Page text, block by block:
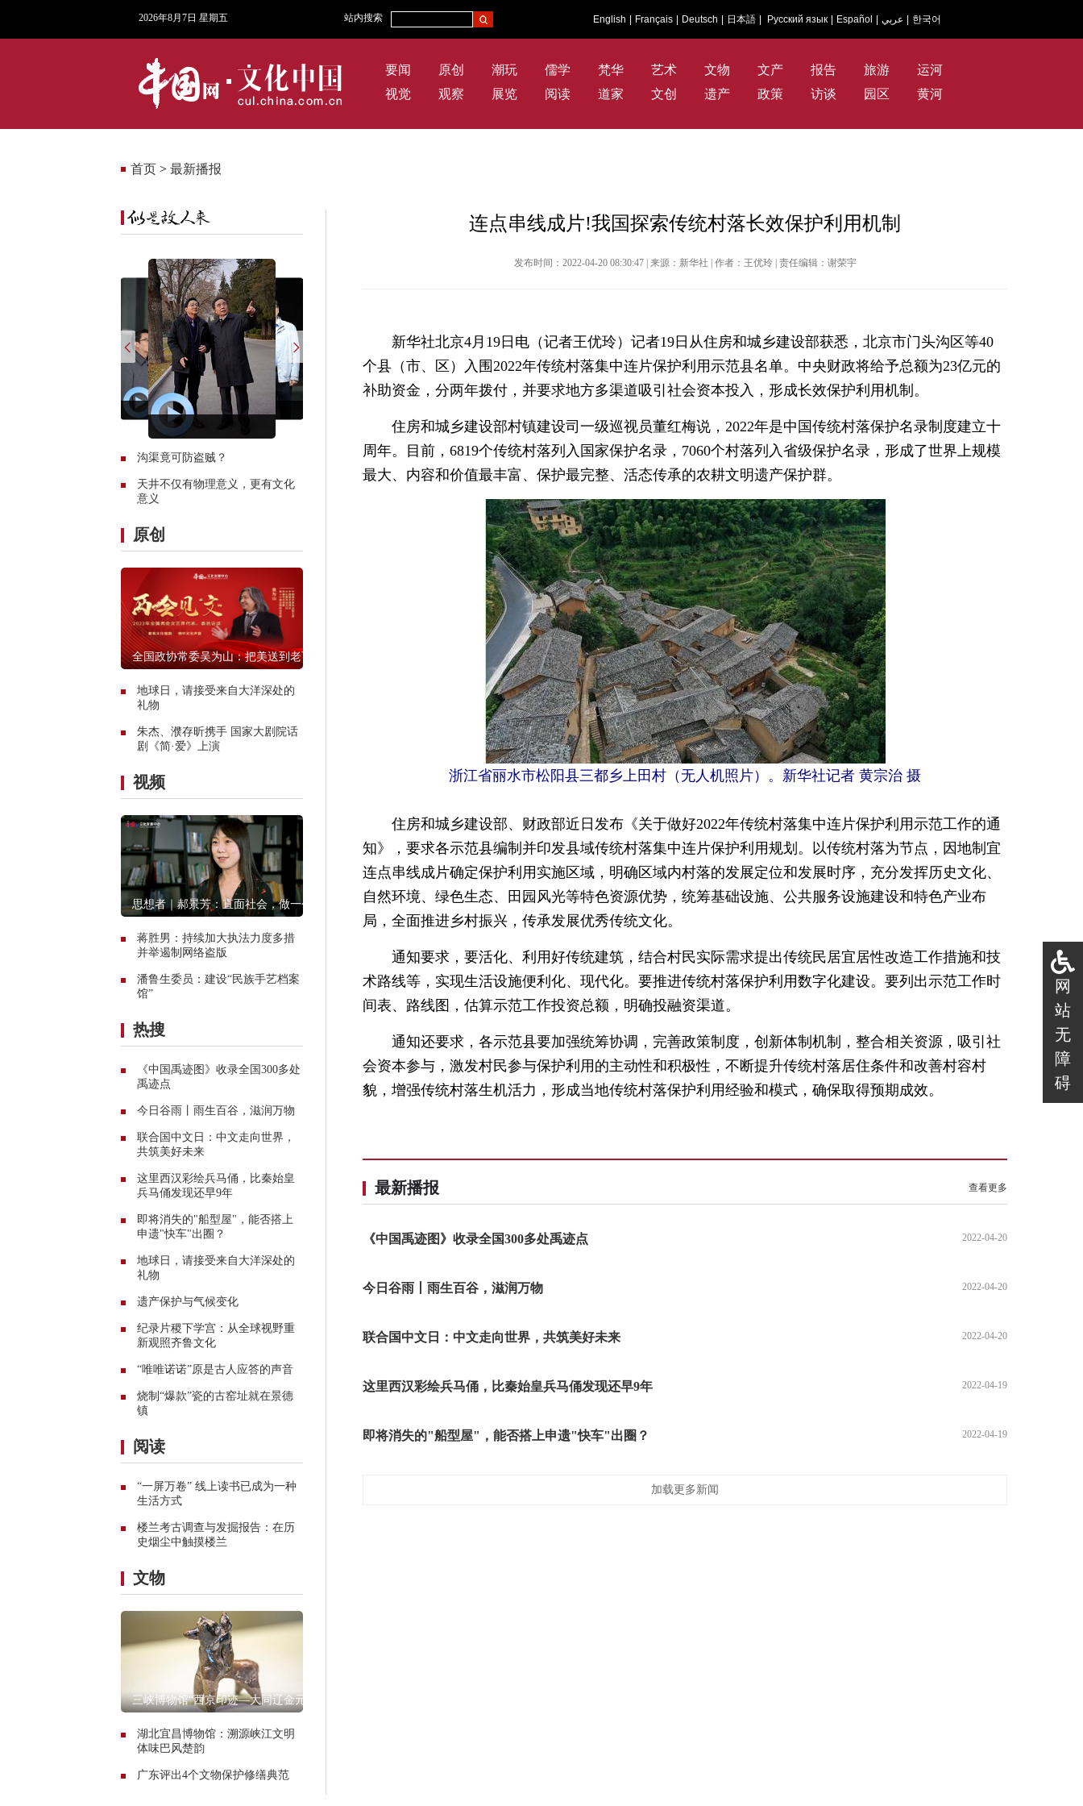
网
站
无
障
碍
2026年8月7日 星期五 站内搜索 English Français Deutsch 日本語 Русский язык Español عربي 한국어
要闻 原创 潮玩 儒学 梵华 艺术 文物 文产 报告 旅游
运河
视觉
观察 展览 阅读 道家 文创 遗产 政策 访谈 园区 黄河
首页 > 最新播报
沟渠竟可防盗贼？
天井不仅有物理意义，更有文化
意义
原创
全国政协常委吴为山：把美送到老百
地球日，请接受来自大洋深处的
礼物
朱杰、濮存昕携手 国家大剧院话
剧《简·爱》上演
视频
思想者｜郝景芳：直面社会，做一个
蒋胜男：持续加大执法力度多措
并举遏制网络盗版
潘鲁生委员：建设“民族手艺档案
馆”
热搜
《中国禹迹图》收录全国300多处
禹迹点
今日谷雨丨雨生百谷，滋润万物
联合国中文日：中文走向世界，
共筑美好未来
这里西汉彩绘兵马俑，比秦始皇
兵马俑发现还早9年
即将消失的"船型屋"，能否搭上
申遗"快车"出圈？
地球日，请接受来自大洋深处的
礼物
遗产保护与气候变化
纪录片稷下学宫：从全球视野重
新观照齐鲁文化
“唯唯诺诺”原是古人应答的声音
烧制“爆款”瓷的古窑址就在景德
镇
阅读
“一屏万卷” 线上读书已成为一种
生活方式
楼兰考古调查与发掘报告：在历
史烟尘中触摸楼兰
文物
三峡博物馆“西京印迹—大同辽金元
湖北宜昌博物馆：溯源峡江文明
体味巴风楚韵
广东评出4个文物保护修缮典范
连点串线成片!我国探索传统村落长效保护利用机制
发布时间：2022-04-20 08:30:47 | 来源：新华社 | 作者：王优玲 | 责任编辑：谢荣宇
新华社北京4月19日电（记者王优玲）记者19日从住房和城乡建设部获悉，北京市门头沟区等40
个县（市、区）入围2022年传统村落集中连片保护利用示范县名单。中央财政将给予总额为23亿元的
补助资金，分两年拨付，并要求地方多渠道吸引社会资本投入，形成长效保护利用机制。
住房和城乡建设部村镇建设司一级巡视员董红梅说，2022年是中国传统村落保护名录制度建立十
周年。目前，6819个传统村落列入国家保护名录，7060个村落列入省级保护名录，形成了世界上规模
最大、内容和价值最丰富、保护最完整、活态传承的农耕文明遗产保护群。
浙江省丽水市松阳县三都乡上田村（无人机照片）。新华社记者 黄宗治 摄
住房和城乡建设部、财政部近日发布《关于做好2022年传统村落集中连片保护利用示范工作的通
知》，要求各示范县编制并印发县域传统村落集中连片保护利用规划。以传统村落为节点，因地制宜
连点串线成片确定保护利用实施区域，明确区域内村落的发展定位和发展时序，充分发挥历史文化、
自然环境、绿色生态、田园风光等特色资源优势，统筹基础设施、公共服务设施建设和特色产业布
局，全面推进乡村振兴，传承发展优秀传统文化。
通知要求，要活化、利用好传统建筑，结合村民实际需求提出传统民居宜居性改造工作措施和技
术路线等，实现生活设施便利化、现代化。要推进传统村落保护利用数字化建设。要列出示范工作时
间表、路线图，估算示范工作投资总额，明确投融资渠道。
通知还要求，各示范县要加强统筹协调，完善政策制度，创新体制机制，整合相关资源，吸引社
会资本参与，激发村民参与保护利用的主动性和积极性，不断提升传统村落居住条件和改善村容村
貌，增强传统村落生机活力，形成当地传统村落保护利用经验和模式，确保取得预期成效。
最新播报 查看更多
《中国禹迹图》收录全国300多处禹迹点 2022-04-20
今日谷雨丨雨生百谷，滋润万物 2022-04-20
联合国中文日：中文走向世界，共筑美好未来 2022-04-20
这里西汉彩绘兵马俑，比秦始皇兵马俑发现还早9年 2022-04-19
即将消失的"船型屋"，能否搭上申遗"快车"出圈？ 2022-04-19
加载更多新闻